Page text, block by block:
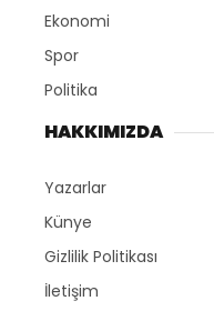
Ekonomi
Spor
Politika
HAKKIMIZDA
Yazarlar
Künye
Gizlilik Politikası
İletişim